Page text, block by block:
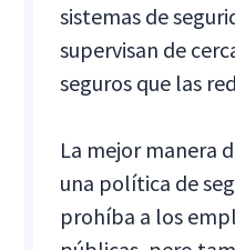
sistemas de
supervisan de
seguros que las
La mejor manera
una política de
prohíba a los